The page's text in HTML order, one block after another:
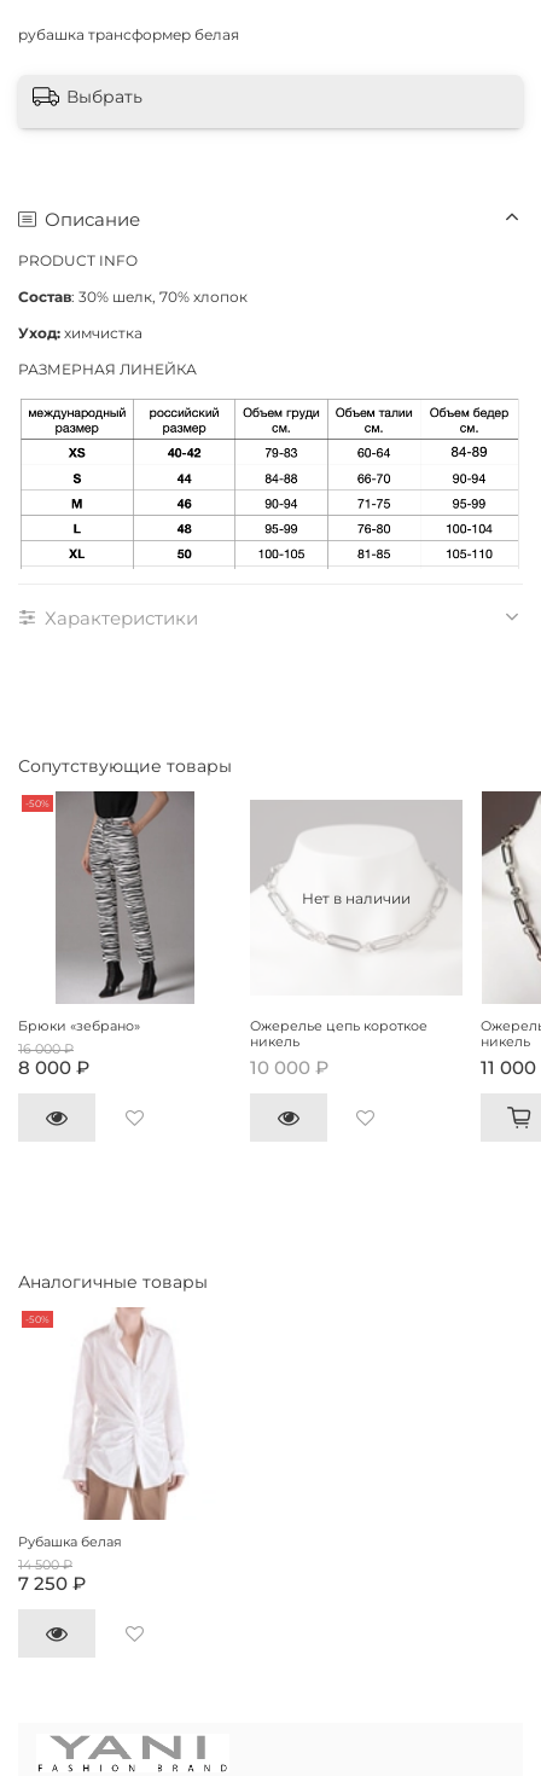
рубашка трансформер белая
Выбрать
Описание
PRODUCT INFO
Состав: 30% шелк, 70% хлопок
Уход: химчистка
РАЗМЕРНАЯ ЛИНЕЙКА
Характеристики
Сопутствующие товары
-50%
Брюки «зебрано»
16 000 ₽
8 000 ₽
Нет в наличии
Ожерелье цепь короткое
никель
10 000 ₽
никель
11
Аналогичные товары
-50%
Рубашка белая
14 500 ₽
7 250 ₽